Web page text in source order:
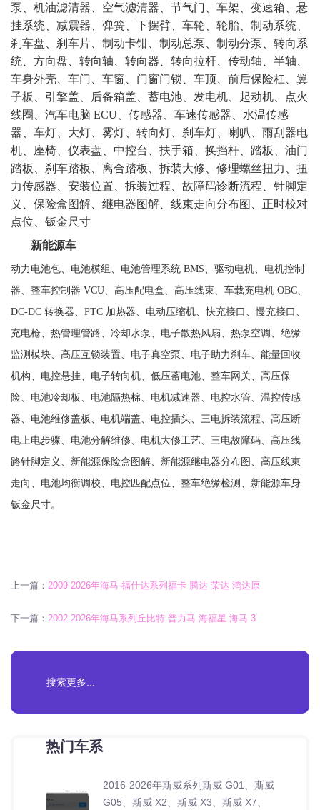
泵、机油滤清器、空气滤清器、节气门、车架、变速箱、悬
挂系统、减震器、弹簧、下摆臂、车轮、轮胎、制动系统、
刹车盘、刹车片、制动卡钳、制动总泵、制动分泵、转向系
统、方向盘、转向轴、转向器、转向拉杆、传动轴、半轴、
车身外壳、车门、车窗、门窗门锁、车顶、前后保险杠、翼
子板、引擎盖、后备箱盖、蓄电池、发电机、起动机、点火
线圈、汽车电脑 ECU、传感器、车速传感器、水温传感
器、车灯、大灯、雾灯、转向灯、刹车灯、喇叭、雨刮器电
机、座椅、仪表盘、中控台、扶手箱、换挡杆、踏板、油门
踏板、刹车踏板、离合踏板、拆装大修、修理螺丝扭力、扭
力传感器、安装位置、拆装过程、故障码诊断流程、针脚定
义、保险盒图解、继电器图解、线束走向分布图、正时校对
点位、钣金尺寸
新能源车
动力电池包、电池模组、电池管理系统 BMS、驱动电机、电机控制
器、整车控制器 VCU、高压配电盒、高压线束、车载充电机 OBC、
DC-DC 转换器、PTC 加热器、电动压缩机、快充接口、慢充接口、
充电枪、热管理管路、冷却水泵、电子散热风扇、热泵空调、绝缘
监测模块、高压互锁装置、电子真空泵、电子助力刹车、能量回收
机构、电控悬挂、电子转向机、低压蓄电池、整车网关、高压保
险、电池冷却板、电池隔热棉、电机减速器、电控水管、温控传感
器、电池维修盖板、电机端盖、电控插头、三电拆装流程、高压断
电上电步骤、电池分解维修、电机大修工艺、三电故障码、高压线
路针脚定义、新能源保险盒图解、新能源继电器分布图、高压线束
走向、电池均衡调校、电控匹配点位、整车绝缘检测、新能源车身
钣金尺寸。
上一篇： 2009-2026年海马-福仕达系列福卡 腾达 荣达 鸿达原
下一篇： 2002-2026年海马系列丘比特 普力马 海福星 海马 3
热门车系
2016-2026年斯威系列斯威 G01、斯威
G05、斯威 X2、斯威 X3、斯威 X7、